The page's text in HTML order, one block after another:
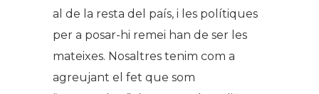
al de la resta del país, i les polítiques
per a posar-hi remei han de ser les
mateixes. Nosaltres tenim com a
agreujant el fet que som